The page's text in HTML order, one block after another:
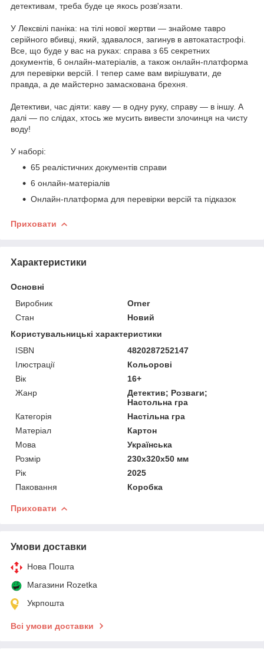
детективам, треба буде це якось розв'язати.
У Лексвілі паніка: на тілі нової жертви — знайоме тавро
серійного вбивці, який, здавалося, загинув в автокатастрофі.
Все, що буде у вас на руках: справа з 65 секретних
документів, 6 онлайн-матеріалів, а також онлайн-платформа
для перевірки версій. І тепер саме вам вирішувати, де
правда, а де майстерно замаскована брехня.
Детективи, час діяти: каву — в одну руку, справу — в іншу. А
далі — по слідах, хтось же мусить вивести злочинця на чисту
воду!
У наборі:
65 реалістичних документів справи
6 онлайн-матеріалів
Онлайн-платформа для перевірки версій та підказок
Приховати
Характеристики
Основні
Виробник
Orner
Стан
Новий
Користувальницькі характеристики
ISBN
4820287252147
Ілюстрації
Кольорові
Вік
16+
Жанр
Детектив; Розваги;
Настольна гра
Категорія
Настільна гра
Матеріал
Картон
Мова
Українська
Розмір
230х320х50 мм
Рік
2025
Паковання
Коробка
Приховати
Умови доставки
Нова Пошта
Магазини Rozetka
Укрпошта
Всі умови доставки